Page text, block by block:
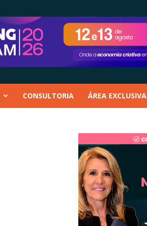
CONSULTORIA ÁREA EXCLUSIVA